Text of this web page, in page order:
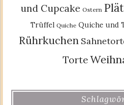
und Cupcake Ostern
Trüffel Quiche Quiche und
Rührkuchen
Torte